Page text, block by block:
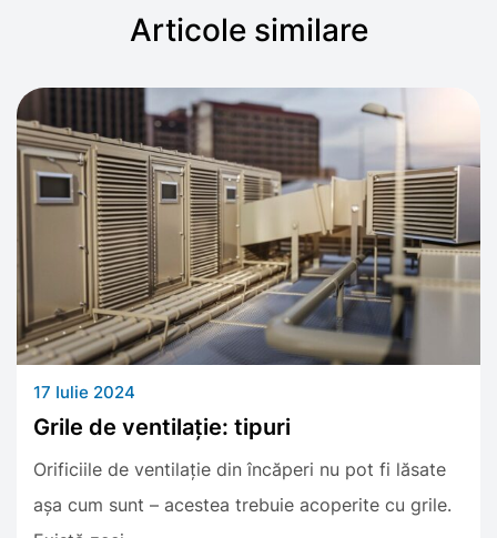
Articole similare
17 Iulie 2024
Grile de ventilație: tipuri
Orificiile de ventilație din încăperi nu pot fi lăsate
așa cum sunt – acestea trebuie acoperite cu grile.